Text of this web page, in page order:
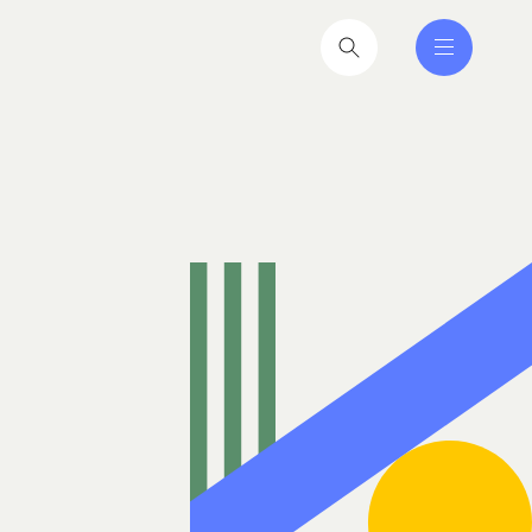
at få ind i hverdagen
til hverdag for nyvalgte